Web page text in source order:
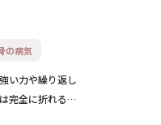
の病気
い力や繰り返し
完全に折れる状